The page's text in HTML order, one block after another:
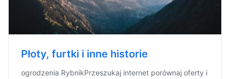
Płoty, furtki i inne historie
ogrodzenia RybnikPrzeszukaj internet porównaj oferty i